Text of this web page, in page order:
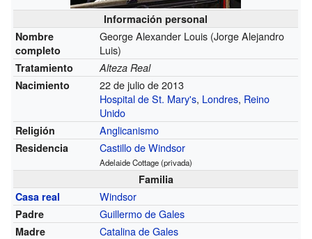
Información personal
Nombre
completo
George Alexander Louis (Jorge Alejandro
Luis)
Tratamiento
Alteza Real
Nacimiento
22 de julio de 2013
Hospital de St. Mary's, Londres, Reino
Unido
Religión Anglicanismo
Residencia Castillo de Windsor
Adelaide Cottage (privada)
Familia
Casa real
Windsor
Padre Guillermo de Gales
Madre Catalina de Gales